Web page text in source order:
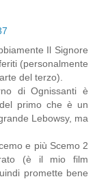
Il Signore
(personalmente
del terzo).
di Ognissanti è
primo che è un
Lebowsy, ma
e più Scemo 2
(è il mio film
promette bene